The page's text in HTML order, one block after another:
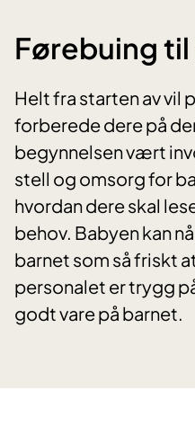
Førebuing
Helt fra starten av vil
forberede dere på
begynnelsen vært
stell og omsorg for
hvordan dere skal
behov. Babyen kan
barnet som så friskt
personalet er trygg
godt vare på barnet.